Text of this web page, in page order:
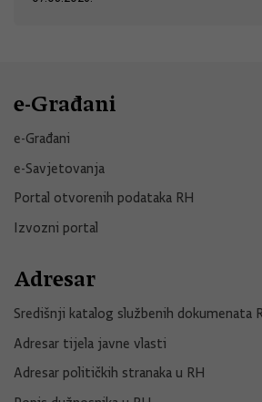
e-Građani
e-Građani
e-Savjetovanja
Portal otvorenih podataka RH
Izvozni portal
Adresar
Središnji katalog službenih dokumenata
Adresar tijela javne vlasti
Adresar političkih stranaka u RH